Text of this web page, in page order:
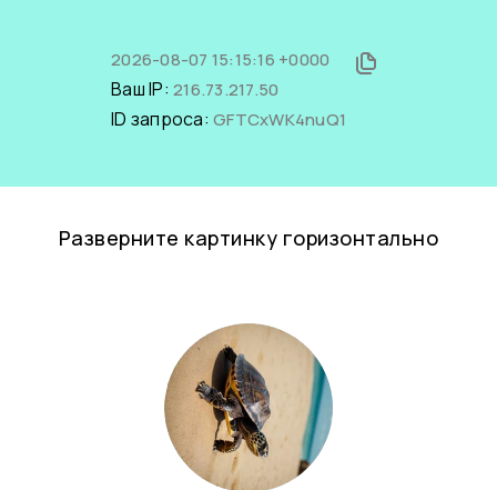
2026-08-07 15:15:16 +0000
Ваш IP: 216.73.217.50
ID запроса: GFTCxWK4nuQ1
Разверните картинку горизонтально